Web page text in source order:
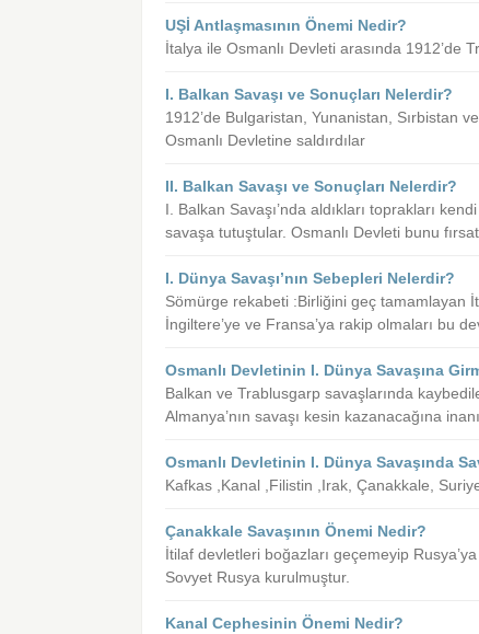
UŞİ Antlaşmasının Önemi Nedir?
İtalya ile Osmanlı Devleti arasında 1912’de
I. Balkan Savaşı ve Sonuçları Nelerdir?
1912’de Bulgaristan, Yunanistan, Sırbistan
Osmanlı Devletine saldırdılar
II. Balkan Savaşı ve Sonuçları Nelerdir?
I. Balkan Savaşı’nda aldıkları toprakları
savaşa tutuştular. Osmanlı Devleti bunu
I. Dünya Savaşı’nın Sebepleri Nelerdir?
Sömürge rekabeti :Birliğini geç tamamlayan
İngiltere’ye ve Fransa’ya rakip olmaları bu
Osmanlı Devletinin I. Dünya Savaşına
Balkan ve Trablusgarp savaşlarında
Almanya’nın savaşı kesin kazanacağına
Osmanlı Devletinin I. Dünya Savaşında
Kafkas ,Kanal ,Filistin ,Irak, Çanakkale,
Çanakkale Savaşının Önemi Nedir?
İtilaf devletleri boğazları geçemeyip
Sovyet Rusya kurulmuştur.
Kanal Cephesinin Önemi Nedir?